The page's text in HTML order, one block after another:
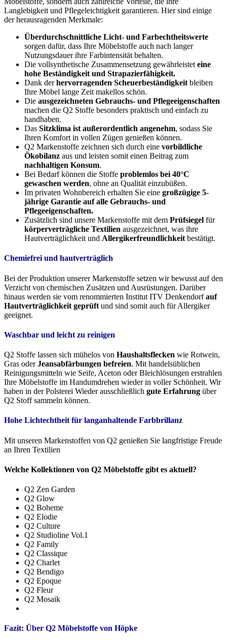
Langlebigkeit und Pflegeleichtigkeit garantieren. Hier sind einige
der herausragenden Merkmale:
Überdurchschnittliche Licht- und Farbechtheitswerte
sorgen dafür, dass Ihre Möbelstoffe auch nach langer
Nutzungsdauer ihre Farbintensität behalten.
Die vollsynthetische Zusammensetzung gewährleistet eine
hohe Beständigkeit und Strapazierfähigkeit.
Dank derhervorragenden Scheuerbeständigkeit bleiben
Ihre Möbel lange Zeit makellos schön.
Die ausgezeichneten Gebrauchs- und Pflegeeigenschaften
machen die Q2 Stoffe besonders praktisch und einfach zu
handhaben.
Das Sitzklima ist außerordentlich angenehm, sodass Sie
Ihren Komfort in vollen Zügen genießen können.
Q2 Markenstoffe zeichnen sich durch eine vorbildliche
Ökobilanz aus und leisten somit einen Beitrag zum
nachhaltigen Konsum.
Bei Bedarf können die Stoffe problemlos bei 40°C
gewaschen werden, ohne an Qualität einzubüßen.
Im privaten Wohnbereich erhalten Sie eine großzügige 5-
jährige Garantie auf alle Gebrauchs- und
Pflegeeigenschaften.
Zusätzlich sind unsere Markenstoffe mit dem Prüfsiegel für
körperverträgliche Textilien ausgezeichnet, was ihre
Hautverträglichkeit und Allergikerfreundlichkeit bestätigt.
Chemiefrei und hautverträglich
Bei der Produktion unserer Markenstoffe setzen wir bewusst auf den
Verzicht von chemischen Zusätzen und Ausrüstungen. Darüber
hinaus werden sie vom renommierten Institut ITV Denkendorfauf
Hautverträglichkeit geprüft und sind somit auch für Allergiker
geeignet.
Waschbar und leicht zu reinigen
Q2 Stoffe lassen sich mühelos von Haushaltsflecken wie Rotwein,
Gras oderJeansabfärbungen befreien. Mit handelsüblichen
Reinigungsmitteln wie Seife, Aceton oder Bleichlösungen erstrahlen
Ihre Möbelstoffe im Handumdrehen wieder in voller Schönheit. Wir
haben in der Polsterei Wieder ausschließlich gute Erfahrung über
Q2 Stoff sammeln können.
Hohe Lichtechtheit für langanhaltende Farbbrillanz
Mit unseren Markenstoffen von Q2 genießen Sie langfristige Freude
an Ihren Textilien
Welche Kollektionen von Q2 Möbelstoffe gibt es aktuell?
Q2 Zen Garden
Q2 Glow
Q2 Boheme
Q2 Elodie
Q2 Culture
Q2 Studioline Vol.1
Q2 Family
Q2 Classique
Q2 Charlet
Q2 Bendigo
Q2 Epoque
Q2 Fleur
Q2 Mosaik
Fazit: Über Q2 Möbelstoffe von Höpke